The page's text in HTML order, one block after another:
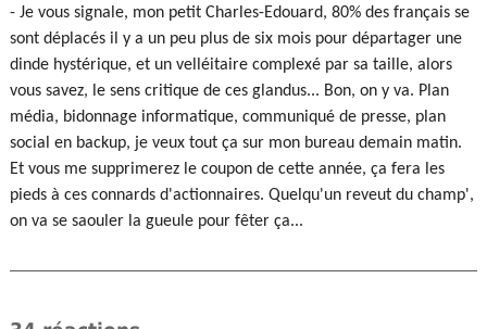
- Je vous signale, mon petit Charles-Edouard, 80% des français se
sont déplacés il y a un peu plus de six mois pour départager une
dinde hystérique, et un velléitaire complexé par sa taille, alors
vous savez, le sens critique de ces glandus... Bon, on y va. Plan
média, bidonnage informatique, communiqué de presse, plan
social en backup, je veux tout ça sur mon bureau demain matin.
Et vous me supprimerez le coupon de cette année, ça fera les
pieds à ces connards d'actionnaires. Quelqu'un reveut du champ',
on va se saouler la gueule pour fêter ça...